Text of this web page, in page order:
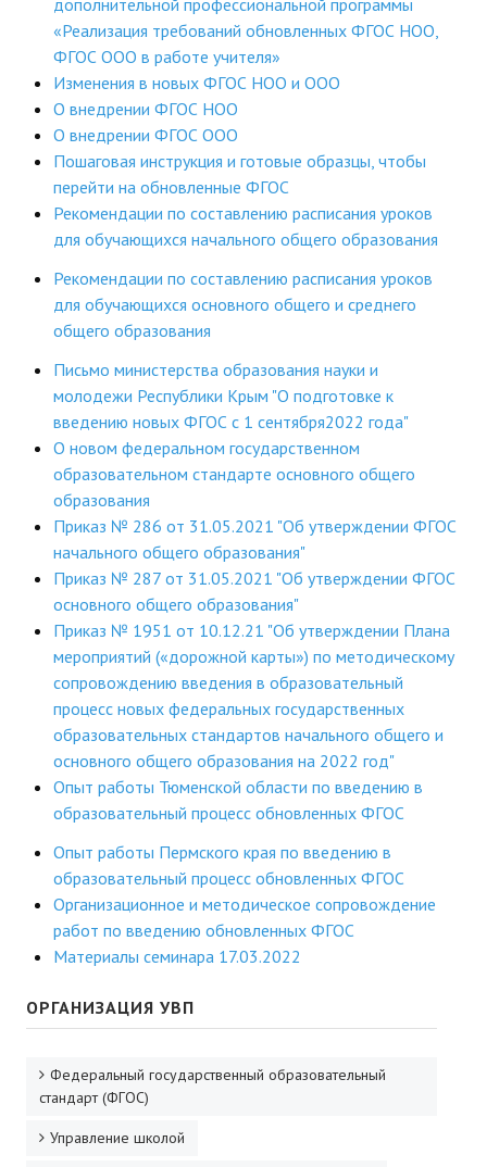
дополнительной профессиональной программы
«Реализация требований обновленных ФГОС НОО,
ФГОС ООО в работе учителя»
Изменения в новых ФГОС НОО и ООО
О внедрении ФГОС НОО
О внедрении ФГОС ООО
Пошаговая инструкция и готовые образцы, чтобы
перейти на обновленные ФГОС
Рекомендации по составлению расписания уроков
для обучающихся начального общего образования
Рекомендации по составлению расписания уроков
для обучающихся основного общего и среднего
общего образования
Письмо министерства образования науки и
молодежи Республики Крым "О подготовке к
введению новых ФГОС с 1 сентября2022 года"
О новом федеральном государственном
образовательном стандарте основного общего
образования
Приказ № 286 от 31.05.2021 "Об утверждении ФГОС
начального общего образования"
Приказ № 287 от 31.05.2021 "Об утверждении ФГОС
основного общего образования"
Приказ № 1951 от 10.12.21 "Об утверждении Плана
мероприятий («дорожной карты») по методическому
сопровождению введения в образовательный
процесс новых федеральных государственных
образовательных стандартов начального общего и
основного общего образования на 2022 год"
Опыт работы Тюменской области по введению в
образовательный процесс обновленных ФГОС
Опыт работы Пермского края по введению в
образовательный процесс обновленных ФГОС
Организационное и методическое сопровождение
работ по введению обновленных ФГОС
Материалы семинара 17.03.2022
ОРГАНИЗАЦИЯ УВП
Федеральный государственный образовательный
стандарт (ФГОС)
Управление школой